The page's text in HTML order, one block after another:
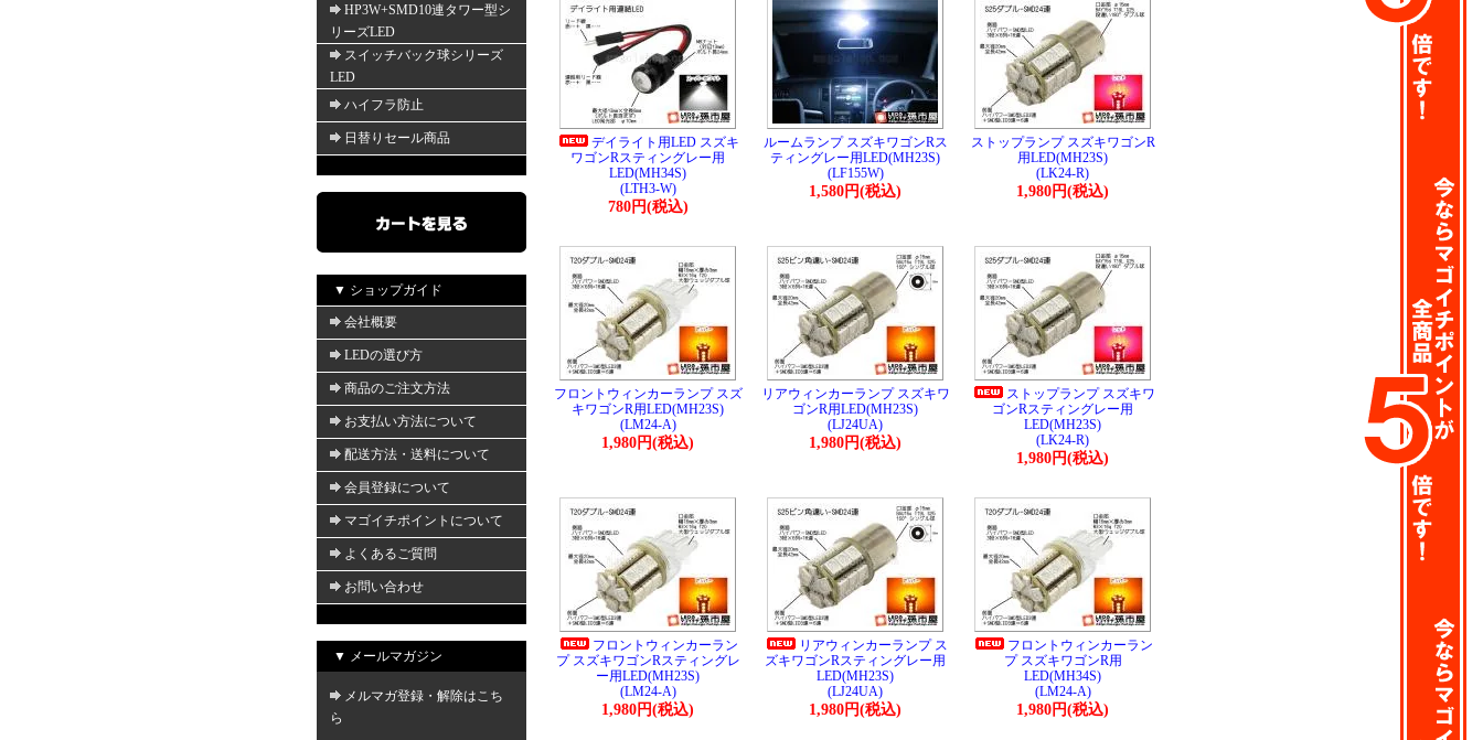
HP3W+SMD10連タワー型シ
リーズLED
スイッチバック球シリーズ
LED
ハイフラ防止
日替りセール商品
▼ ショップガイド
会社概要
LEDの選び方
商品のご注文方法
お支払い方法について
配送方法・送料について
会員登録について
マゴイチポイントについて
よくあるご質問
お問い合わせ
▼ メールマガジン
メルマガ登録・解除はこち
ら
デイライト用LED スズキ
ワゴンRスティングレー用
LED(MH34S)
(LTH3-W)
780円(税込)
ルームランプ スズキワゴンRス
ティングレー用LED(MH23S)
(LF155W)
1,580円(税込)
ストップランプ スズキワゴンR
用LED(MH23S)
(LK24-R)
1,980円(税込)
フロントウィンカーランプ スズ
キワゴンR用LED(MH23S)
(LM24-A)
1,980円(税込)
リアウィンカーランプ スズキワ
ゴンR用LED(MH23S)
(LJ24UA)
1,980円(税込)
ストップランプ スズキワ
ゴンRスティングレー用
LED(MH23S)
(LK24-R)
1,980円(税込)
フロントウィンカーラン
プ スズキワゴンRスティングレ
ー用LED(MH23S)
(LM24-A)
1,980円(税込)
リアウィンカーランプ ス
ズキワゴンRスティングレー用
LED(MH23S)
(LJ24UA)
1,980円(税込)
フロントウィンカーラン
プ スズキワゴンR用
LED(MH34S)
(LM24-A)
1,980円(税込)